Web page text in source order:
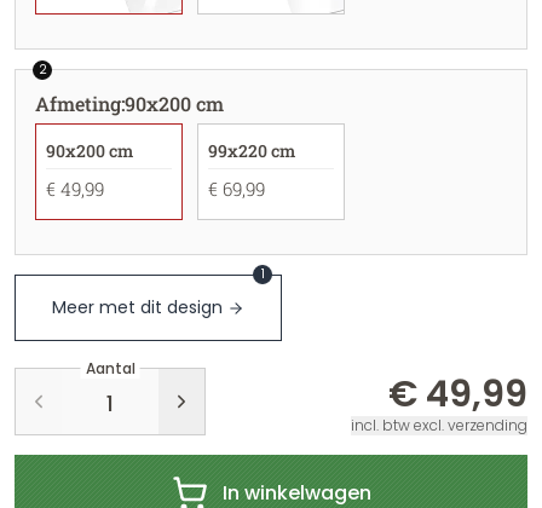
2
Afmeting:90x200 cm
90x200 cm
€ 49,99
99x220 cm
€ 69,99
Meer met dit design
1
Aantal
€ 49,99
incl. btw excl. verzending
In winkelwagen